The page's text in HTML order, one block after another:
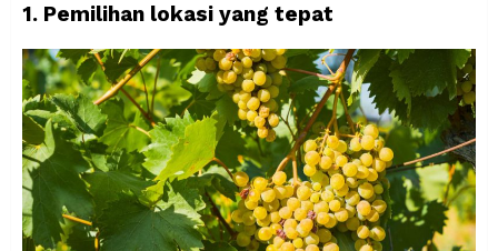
1. Pemilihan lokasi yang tepat